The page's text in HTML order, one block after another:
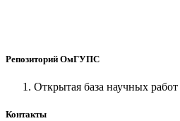
Репозиторий ОмГУПС
Открытая база научных
Контакты